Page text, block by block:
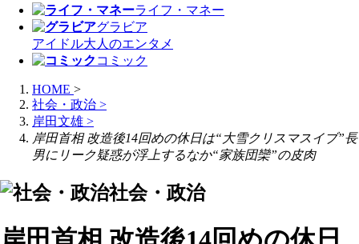
ライフ・マネー
グラビア
アイドル大人のエンタメ
コミック
HOME >
社会・政治 >
岸田文雄 >
岸田首相 改造後14回めの休日は“大雪クリスマスイブ”長
男にリーク疑惑が浮上するなか“家族団欒”の皮肉
社会・政治